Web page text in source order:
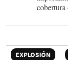
EXPLOSIÓN